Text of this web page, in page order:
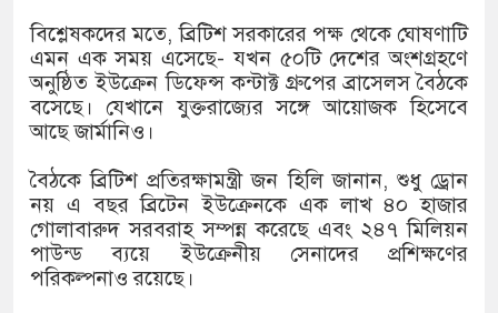
বিশ্লেষকদের মতে, ব্রিটিশ সরকারের পক্ষ থেকে ঘোষণাটি
এমন এক সময় এসেছে- যখন ৫০টি দেশের অংশগ্রহণে
অনুষ্ঠিত ইউক্রেন ডিফেন্স কন্টাক্ট গ্রুপের ব্রাসেলস বৈঠকে
বসেছে। যেখানে যুক্তরাজ্যের সঙ্গে আয়োজক হিসেবে
আছে জার্মানিও।
বৈঠকে ব্রিটিশ প্রতিরক্ষামন্ত্রী জন হিলি জানান, শুধু ড্রোন
নয় এ বছর ব্রিটেন ইউক্রেনকে এক লাখ ৪০ হাজার
গোলাবারুদ সরবরাহ সম্পন্ন করেছে এবং ২৪৭ মিলিয়ন
পাউন্ড ব্যয়ে ইউক্রেনীয় সেনাদের প্রশিক্ষণের
পরিকল্পনাও রয়েছে।